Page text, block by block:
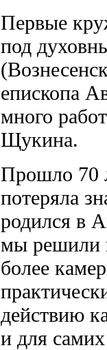
Первые
под
епископа
много
Щукина.
Прошло 70
потеряла
родился в
мы решили
более
действию
и для